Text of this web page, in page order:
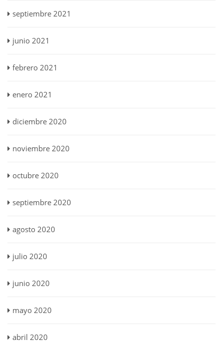
septiembre 2021
junio 2021
febrero 2021
enero 2021
diciembre 2020
noviembre 2020
octubre 2020
septiembre 2020
agosto 2020
julio 2020
junio 2020
mayo 2020
abril 2020